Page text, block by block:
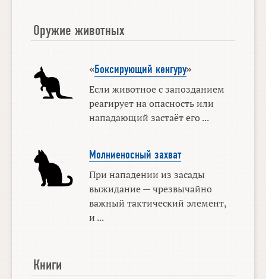
Оружие животных
«Боксирующий кенгуру»
Если животное с запозданием
реагирует на опасность или
нападающий застаёт его ...
Молниеносный захват
При нападении из засады
выжидание — чрезвычайно
важный тактический элемент,
и ...
Книги